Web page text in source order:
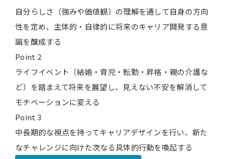
自分らしさ（強みや価値観）の理解を通して自身の方向
性を定め、主体的・自律的に将来のキャリア開発する意
識を醸成する
Point 2
ライフイベント（結婚・育児・転勤・昇格・親の介護な
ど）を踏まえて将来を展望し、見えない不安を解消して
モチベーションに変える
Point 3
中長期的な視点を持ってキャリアデザインを行い、新た
なチャレンジに向けた次なる具体的行動を喚起する